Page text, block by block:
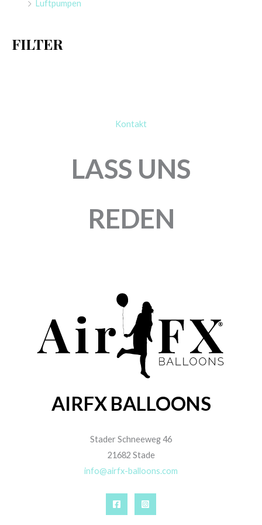
Luftpumpen
FILTER
Kontakt
LASS UNS
REDEN
AIRFX BALLOONS
Stader Schneeweg 46
21682 Stade
info@airfx-balloons.com